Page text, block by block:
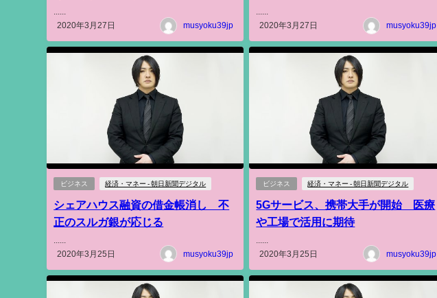
......
2020年3月27日
musyoku39jp
......
2020年3月27日
musyoku39jp
ビジネス 経済・マネー - 朝日新聞デジタル
シェアハウス融資の借金帳消し 不
正のスルガ銀が応じる
2020年3月25日
musyoku39jp
ビジネス 経済・マネー - 朝日新聞デジタル
5Gサービス、携帯大手が開始 医療
や工場で活用に期待
2020年3月25日
musyoku39jp